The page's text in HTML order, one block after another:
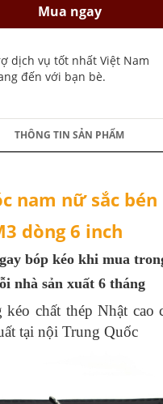
Mua ngay
dịch vụ tốt nhất Việt Nam
đến với bạn bè.
THÔNG TIN SẢN PHẨM
nam nữ sắc bén
dòng 6 inch
bóp kéo khi mua
nhà sản xuất 6 tháng
chất thép Nhật cao
tại nội Trung Quốc